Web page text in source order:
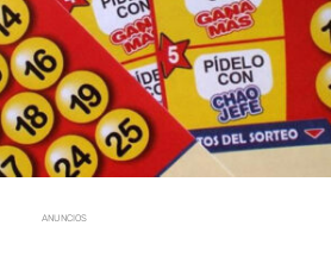
ANUNCIOS